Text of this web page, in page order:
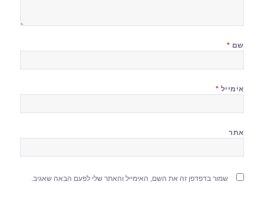
שם *
אימייל *
אתר
שמור בדפדפן זה את השם, האימייל והאתר שלי לפעם הבאה שאגיב.